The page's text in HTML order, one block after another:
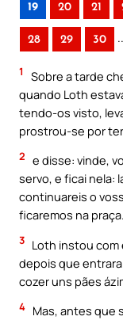
19 20 21
28 29 30 ..
1
Sobre a tarde
quando Loth
tendo-os visto,
prostrou-se por
2 e disse: vinde,
servo, e ficai nela:
continuareis o
ficaremos na praça.
3 Loth instou com
depois que
cozer uns pães
4 Mas, antes que